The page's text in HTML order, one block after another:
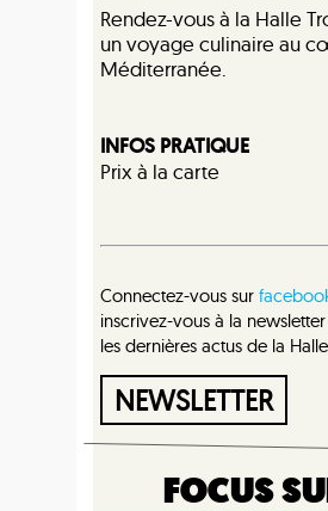
Rendez-vous à la Halle
un voyage culinaire au
Méditerranée.
INFOS PRATIQUE
Prix à la carte
Connectez-vous sur
inscrivez-vous à la
les dernières actus de la
NEWSLETTER
FOCUS